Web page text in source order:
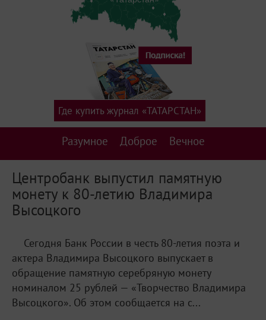
Разумное Доброе Вечное
Где купить журнал «ТАТАРСТАН»
Центробанк выпустил памятную
монету к 80-летию Владимира
Высоцкого
Сегодня Банк России в честь 80-летия поэта и
актера Владимира Высоцкого выпускает в
обращение памятную серебряную монету
номиналом 25 рублей — «Творчество Владимира
Высоцкого». Об этом сообщается на с...